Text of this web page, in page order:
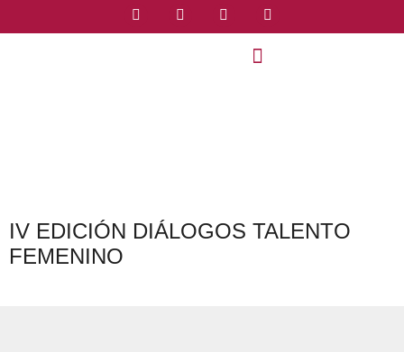
IV EDICIÓN DIÁLOGOS TALENTO
FEMENINO